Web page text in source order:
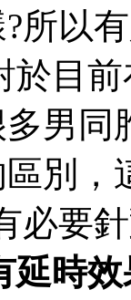
所以
於目
男同
別，
必要
延時